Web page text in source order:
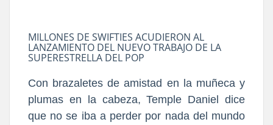
MILLONES DE SWIFTIES ACUDIERON AL
LANZAMIENTO DEL NUEVO TRABAJO DE LA
SUPERESTRELLA DEL POP
Con brazaletes de amistad en la muñeca y
plumas en la cabeza, Temple Daniel dice
que no se iba a perder por nada del mundo